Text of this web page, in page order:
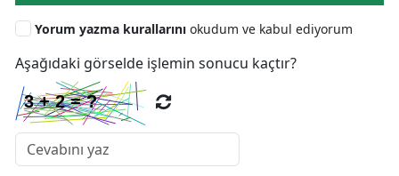
Yorum yazma kurallarını okudum ve kabul ediyorum
Aşağıdaki görselde işlemin sonucu kaçtır?